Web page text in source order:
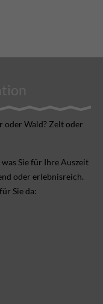
oder Wald? Zelt oder
Sie für Ihre Aus­zeit
oder erlebnis­reich.
Sie da: